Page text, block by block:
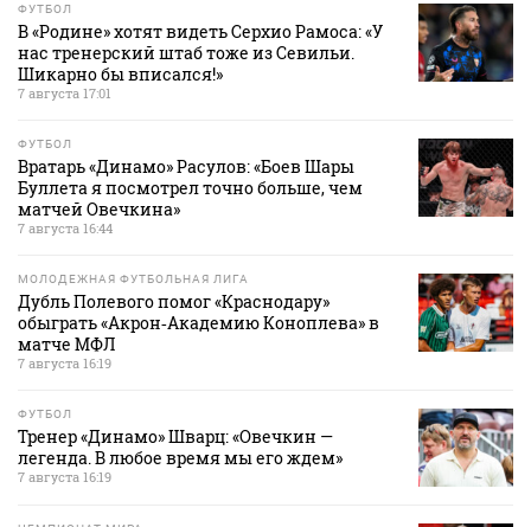
ФУТБОЛ
В «Родине» хотят видеть Серхио Рамоса: «У
нас тренерский штаб тоже из Севильи.
Шикарно бы вписался!»
7 августа 17:01
ФУТБОЛ
Вратарь «Динамо» Расулов: «Боев Шары
Буллета я посмотрел точно больше, чем
матчей Овечкина»
7 августа 16:44
МОЛОДЕЖНАЯ ФУТБОЛЬНАЯ ЛИГА
Дубль Полевого помог «Краснодару»
обыграть «Акрон‑Академию Коноплева» в
матче МФЛ
7 августа 16:19
ФУТБОЛ
Тренер «Динамо» Шварц: «Овечкин —
легенда. В любое время мы его ждем»
7 августа 16:19